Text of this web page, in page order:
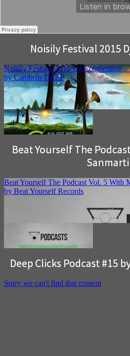
Noisily Festival 2015
Beat Yourself The
Deep Clicks Podcast #15